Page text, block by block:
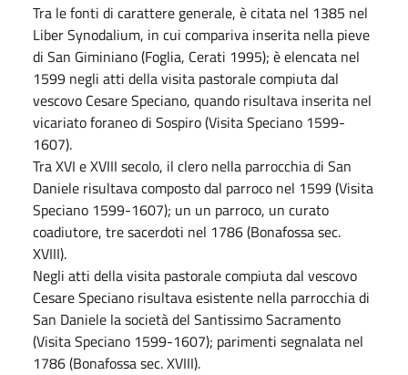
Tra le fonti di carattere generale, è citata nel 1385 nel
Liber Synodalium, in cui compariva inserita nella pieve
di San Giminiano (Foglia, Cerati 1995); è elencata nel
1599 negli atti della visita pastorale compiuta dal
vescovo Cesare Speciano, quando risultava inserita nel
vicariato foraneo di Sospiro (Visita Speciano 1599-
1607).
Tra XVI e XVIII secolo, il clero nella parrocchia di San
Daniele risultava composto dal parroco nel 1599 (Visita
Speciano 1599-1607); un un parroco, un curato
coadiutore, tre sacerdoti nel 1786 (Bonafossa sec.
XVIII).
Negli atti della visita pastorale compiuta dal vescovo
Cesare Speciano risultava esistente nella parrocchia di
San Daniele la società del Santissimo Sacramento
(Visita Speciano 1599-1607); parimenti segnalata nel
1786 (Bonafossa sec. XVIII).